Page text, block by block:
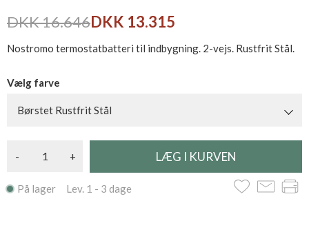
DKK 16.646DKK 13.315
Nostromo termostatbatteri til indbygning. 2-vejs. Rustfrit Stål.
Vælg farve
Børstet Rustfrit Stål
- +
På lager Lev. 1 - 3 dage